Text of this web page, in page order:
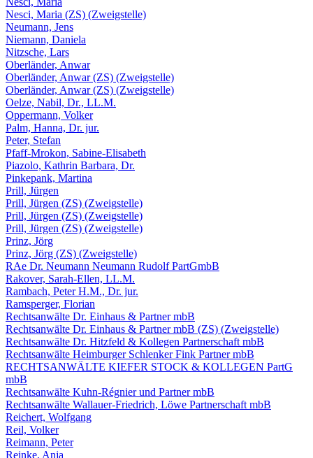
Nesci, Maria (ZS) (Zweigstelle)
Neumann, Jens
Niemann, Daniela
Nitzsche, Lars
Oberländer, Anwar
Oberländer, Anwar (ZS) (Zweigstelle)
Oberländer, Anwar (ZS) (Zweigstelle)
Oelze, Nabil, Dr., LL.M.
Oppermann, Volker
Palm, Hanna, Dr. jur.
Peter, Stefan
Pfaff-Mrokon, Sabine-Elisabeth
Piazolo, Kathrin Barbara, Dr.
Pinkepank, Martina
Prill, Jürgen
Prill, Jürgen (ZS) (Zweigstelle)
Prill, Jürgen (ZS) (Zweigstelle)
Prill, Jürgen (ZS) (Zweigstelle)
Prinz, Jörg
Prinz, Jörg (ZS) (Zweigstelle)
RAe Dr. Neumann Neumann Rudolf PartGmbB
Rakover, Sarah-Ellen, LL.M.
Rambach, Peter H.M., Dr. jur.
Ramsperger, Florian
Rechtsanwälte Dr. Einhaus & Partner mbB
Rechtsanwälte Dr. Einhaus & Partner mbB (ZS) (Zweigstelle)
Rechtsanwälte Dr. Hitzfeld & Kollegen Partnerschaft mbB
Rechtsanwälte Heimburger Schlenker Fink Partner mbB
RECHTSANWÄLTE KIEFER STOCK & KOLLEGEN PartG
mbB
Rechtsanwälte Kuhn-Régnier und Partner mbB
Rechtsanwälte Wallauer-Friedrich, Löwe Partnerschaft mbB
Reichert, Wolfgang
Reil, Volker
Reimann, Peter
Reinke, Anja